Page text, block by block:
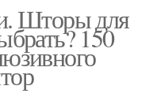
Шторы для
150